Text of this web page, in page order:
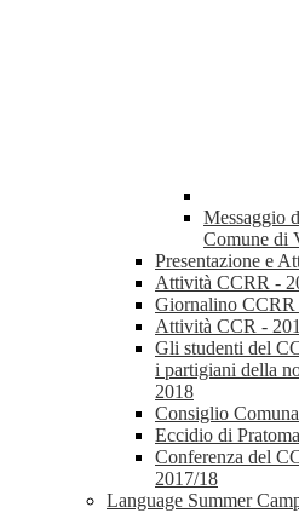
Messaggio
Comune di
Presentazione e
Attività CCRR -
Giornalino CCRR
Attività CCR -
Gli studenti del
i partigiani della
2018
Consiglio
Eccidio di
Conferenza del
2017/18
Language Summer